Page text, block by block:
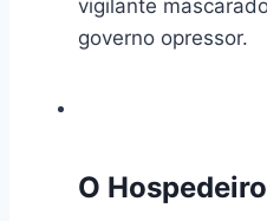
vigilante
governo opressor.
O Hospedeiro